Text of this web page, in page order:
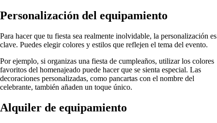
Personalización del equipamiento
Para hacer que tu fiesta sea realmente inolvidable, la personalización es
clave. Puedes elegir colores y estilos que reflejen el tema del evento.
Por ejemplo, si organizas una fiesta de cumpleaños, utilizar los colores
favoritos del homenajeado puede hacer que se sienta especial. Las
decoraciones personalizadas, como pancartas con el nombre del
celebrante, también añaden un toque único.
Alquiler de equipamiento